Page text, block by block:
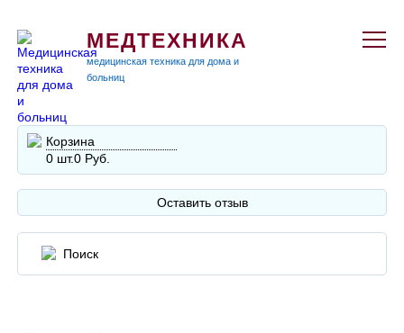
МЕДТЕХНИКА
медицинская техника для дома и
больниц
Корзина
0 шт.0 Руб.
Оставить отзыв